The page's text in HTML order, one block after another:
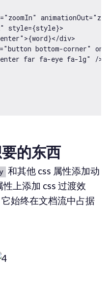
style={style}>
div>
bottom-corner"
far fa-eye fa-lg" />
的东西
和其他 css 属性添加动
性上添加 css 过渡效
始终在文档流中占据